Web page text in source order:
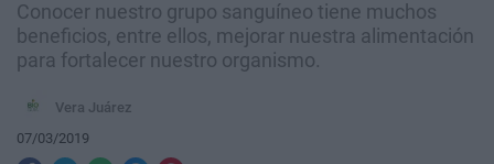
Conocer nuestro grupo sanguíneo tiene muchos
beneficios, entre ellos, mejorar nuestra alimentación
para fortalecer nuestro organismo.
Vera Juárez
07/03/2019